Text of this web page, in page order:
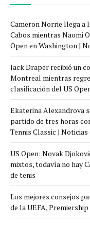
Cameron Norrie llega a
Cabos mientras Naomi
Open en Washington |
Jack Draper recibió un
Montreal mientras
clasificación del US
Ekaterina Alexandrova
partido de tres horas
Tennis Classic | Noticias
US Open: Novak
mixtos, todavía no hay
de tenis
Los mejores consejos
de la UEFA, Premiership